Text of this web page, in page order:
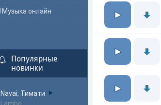
Музыка онлайн
Популярные
новинки
Navai, Тимати